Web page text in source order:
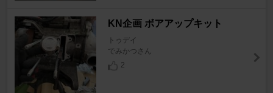
KN企画 ボアアップキット
トゥデイ
でみかつさん
2